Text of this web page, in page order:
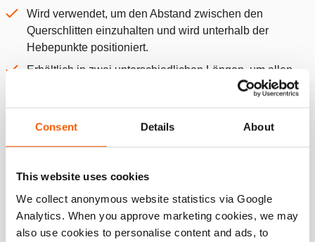
Consent Details About
This website uses cookies
We collect anonymous website statistics via Google
Analytics. When you approve marketing cookies, we may
also use cookies to personalise content and ads, to
Wird verwendet, um den Abstand zwischen den
Querschlitten einzuhalten und wird unterhalb der
Hebepunkte positioniert.
Erhältlich in zwei unterschiedlichen Längen, um allen
Alle anzeigen
Spezifikationen
Artikelnummer 100.003.116